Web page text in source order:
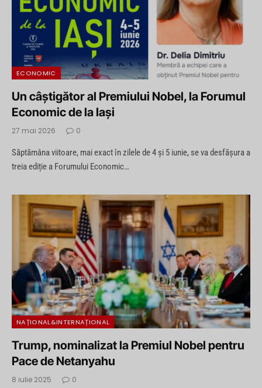
ECONOMIC
Un câștigător al Premiului Nobel, la Forumul
Economic de la Iași
27 mai 2026 0
Săptămâna viitoare, mai exact în zilele de 4 și 5 iunie, se va desfășura a
treia ediție a Forumului Economic…
NAȚIONAL&INTERNAȚIONAL
Trump, nominalizat la Premiul Nobel pentru
Pace de Netanyahu
8 iulie 2025 0